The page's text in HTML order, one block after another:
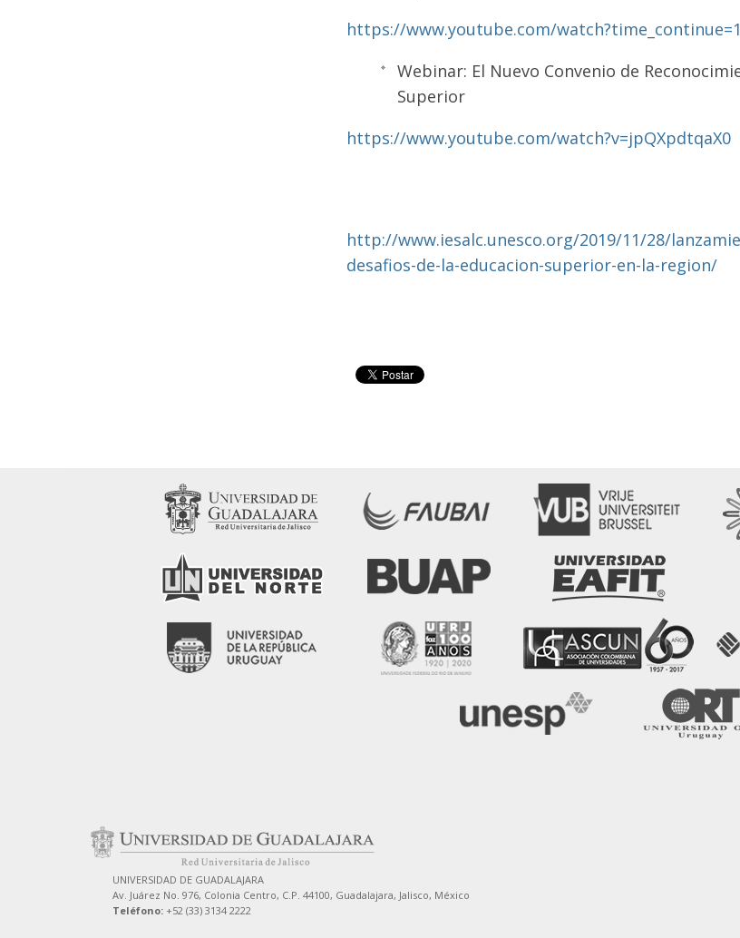
https://www.youtube.com/
Webinar: El Nuevo Convenio de
Superior
https://www.youtube.com/watch?v=jpQXpdtqaX0
http://www.iesalc.unesco.org/2019/11/28/
desafios-de-la-educacion-superior-en-la-region/
UNIVERSIDAD DE GUADALAJARA
Av. Juárez No. 976, Colonia Centro, C.P. 44100, Guadalajara, Jalisco, México
Teléfono: +52 (33) 3134 2222